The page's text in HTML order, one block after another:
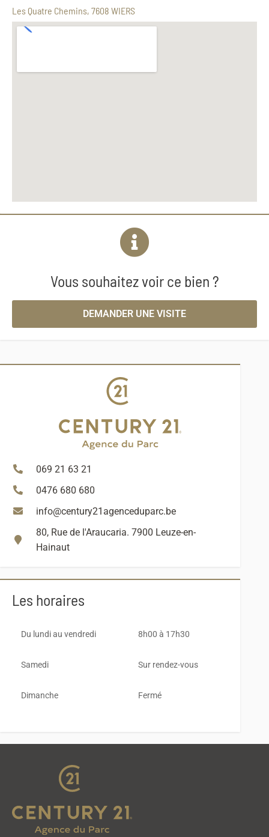
Les Quatre Chemins, 7608 WIERS
Vous souhaitez voir ce bien ?
DEMANDER UNE VISITE
069 21 63 21
0476 680 680
info@century21agenceduparc.be
80, Rue de l'Araucaria. 7900 Leuze-en-
Hainaut
Les horaires
Du lundi au vendredi 8h00 à 17h30
Samedi Sur rendez-vous
Dimanche Fermé